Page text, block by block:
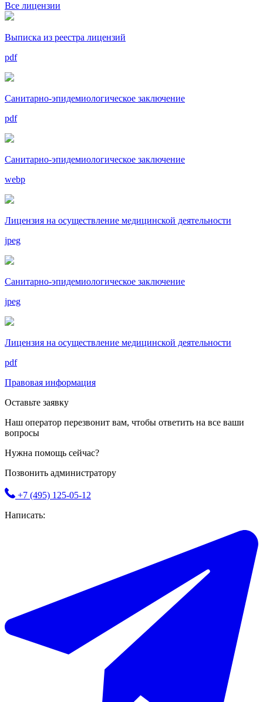
Все лицензии
Выписка из реестра лицензий
pdf
Санитарно-эпидемиологическое заключение
pdf
Санитарно-эпидемиологическое заключение
webp
Лицензия на осуществление медицинской деятельности
jpeg
Санитарно-эпидемиологическое заключение
jpeg
Лицензия на осуществление медицинской деятельности
pdf
Правовая информация
Оставьте заявку
Наш оператор перезвонит вам, чтобы ответить на все ваши
вопросы
Нужна помощь сейчас?
Позвонить администратору
+7 (495) 125-05-12
Написать: